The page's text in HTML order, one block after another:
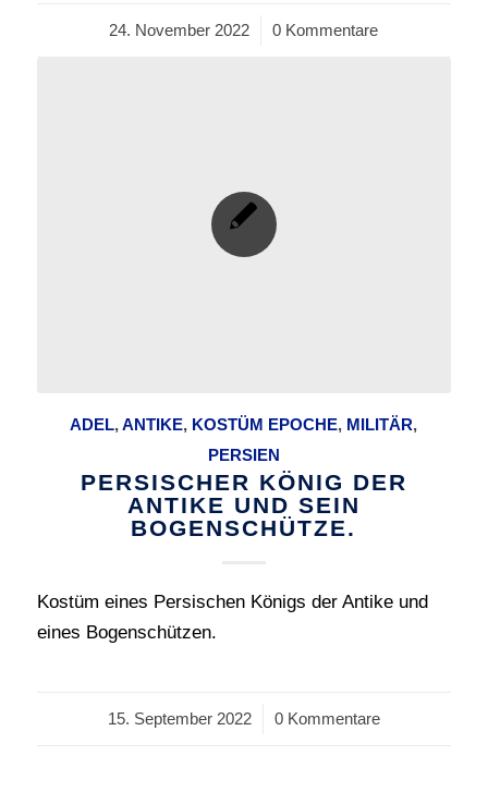
24. November 2022
/ 0 Kommentare
ADEL,ANTIKE, KOSTÜM EPOCHE, MILITÄR,
PERSIEN
PERSISCHER KÖNIG DER
ANTIKE UND SEIN
BOGENSCHÜTZE.
Kostüm eines Persischen Königs der Antike und
eines Bogenschützen.
15. September 2022
/ 0 Kommentare